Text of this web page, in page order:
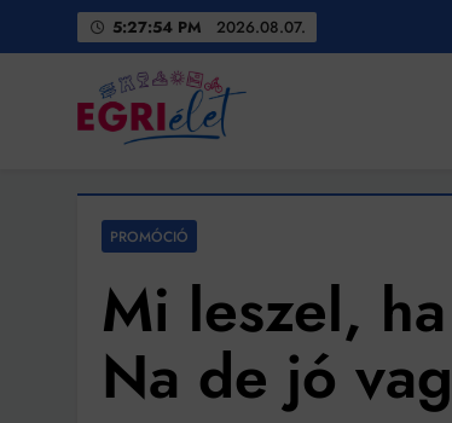
5:27:56 PM 2026.08.07.
Egri Élet
PROMÓCIÓ
Mi leszel,
Na de jó